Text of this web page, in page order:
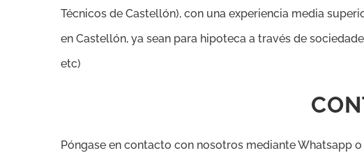
Técnicos de Castellón), con una experiencia media
en Castellón, ya sean para hipoteca a través de
etc)
Póngase en contacto con nosotros mediante